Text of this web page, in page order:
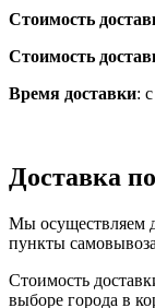
Стоимость
Стоимость
Время доставки:
Доставка
Мы осуществляем
пункты
Стоимость
выборе города в